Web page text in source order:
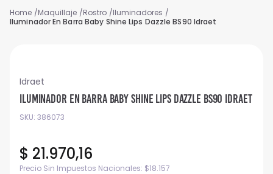
Maquillaje Rostro
Iluminadores
Iluminador En Barra Baby Shine Lips Dazzle BS90 Idraet
Idraet
Iluminador En Barra Baby Shine Lips Dazzle BS90 Idraet
SKU: 386073
$ 21.970,16
Precio Sin Impuestos Nacionales: $18.157